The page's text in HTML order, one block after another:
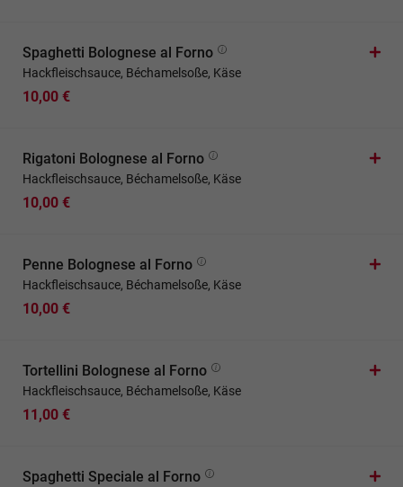
Spaghetti Bolognese al Forno
Hackfleischsauce, Béchamelsoße, Käse
10,00 €
Rigatoni Bolognese al Forno
Hackfleischsauce, Béchamelsoße, Käse
10,00 €
Penne Bolognese al Forno
Hackfleischsauce, Béchamelsoße, Käse
10,00 €
Tortellini Bolognese al Forno
Hackfleischsauce, Béchamelsoße, Käse
11,00 €
Spaghetti Speciale al Forno